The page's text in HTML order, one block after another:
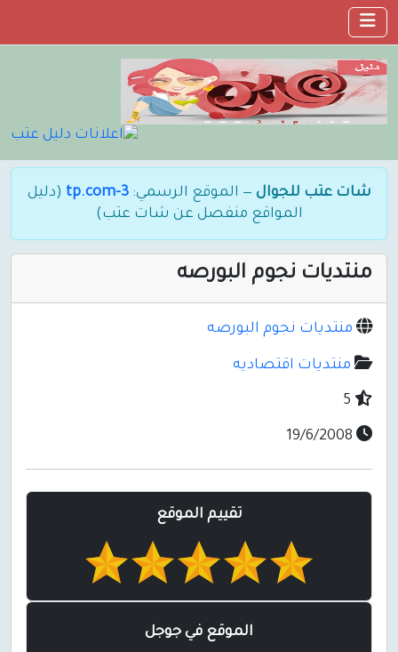
شات عتب للجوال — الموقع الرسمي:3-tp.com
(دليل
المواقع منفصل عن شات عتب)
منتديات نجوم البورصه
منتديات نجوم البورصه
منتديات اقتصاديه
تقييم الموقع
الموقع في جوجل